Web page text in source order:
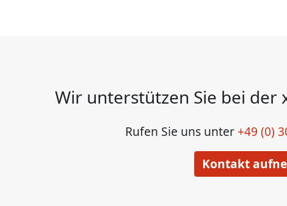
Wir unterstützen Sie bei der
Rufen Sie uns unter +49 (0)
Kontakt